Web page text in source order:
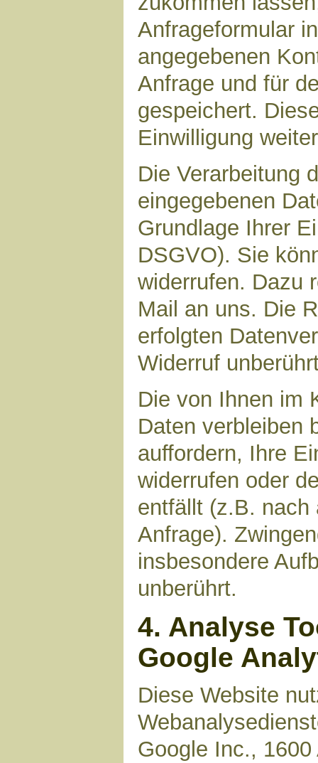
Anfrageformular
angegebenen
Anfrage und für
gespeichert.
Einwilligung
Die Verarbeitung
eingegebenen
Grundlage Ihrer
DSGVO). Sie
widerrufen. Dazu
Mail an uns. Die
erfolgten
Widerruf
Die von Ihnen im
Daten verbleiben
auffordern, Ihre
widerrufen oder
entfällt (z.B. nach
Anfrage).
insbesondere
unberührt.
4. Analyse
Google
Diese Website
Google Inc.,